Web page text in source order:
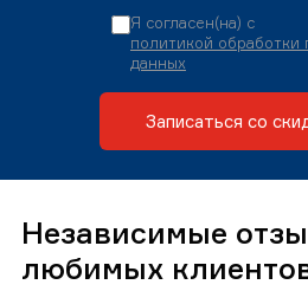
Я согласен(на) с
политикой обработки
данных
Записаться со
Независимые
любимых